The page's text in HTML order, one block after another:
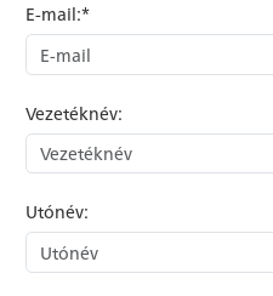
E-mail:*
Vezetéknév:
Utónév: